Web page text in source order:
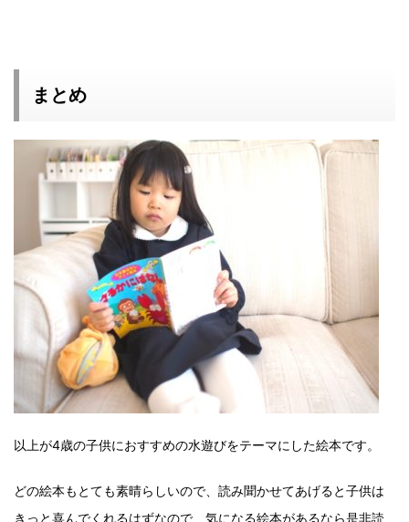
まとめ
以上が4歳の子供におすすめの水遊びをテーマにした絵本です。
どの絵本もとても素晴らしいので、読み聞かせてあげると子供は
きっと喜んでくれるはずなので、気になる絵本があるなら是非読